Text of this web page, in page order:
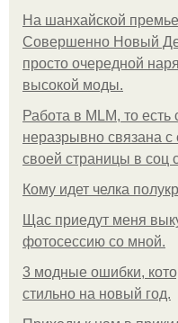
На шанхайской
Совершенно Новый
просто очередной
высокой моды.
Работа в MLM, то
неразрывно связана с
своей страницы в соц
Кому идет челка
Щас приедут меня
фотосессию со мной.
3 модные ошибки,
стильно на новый год.